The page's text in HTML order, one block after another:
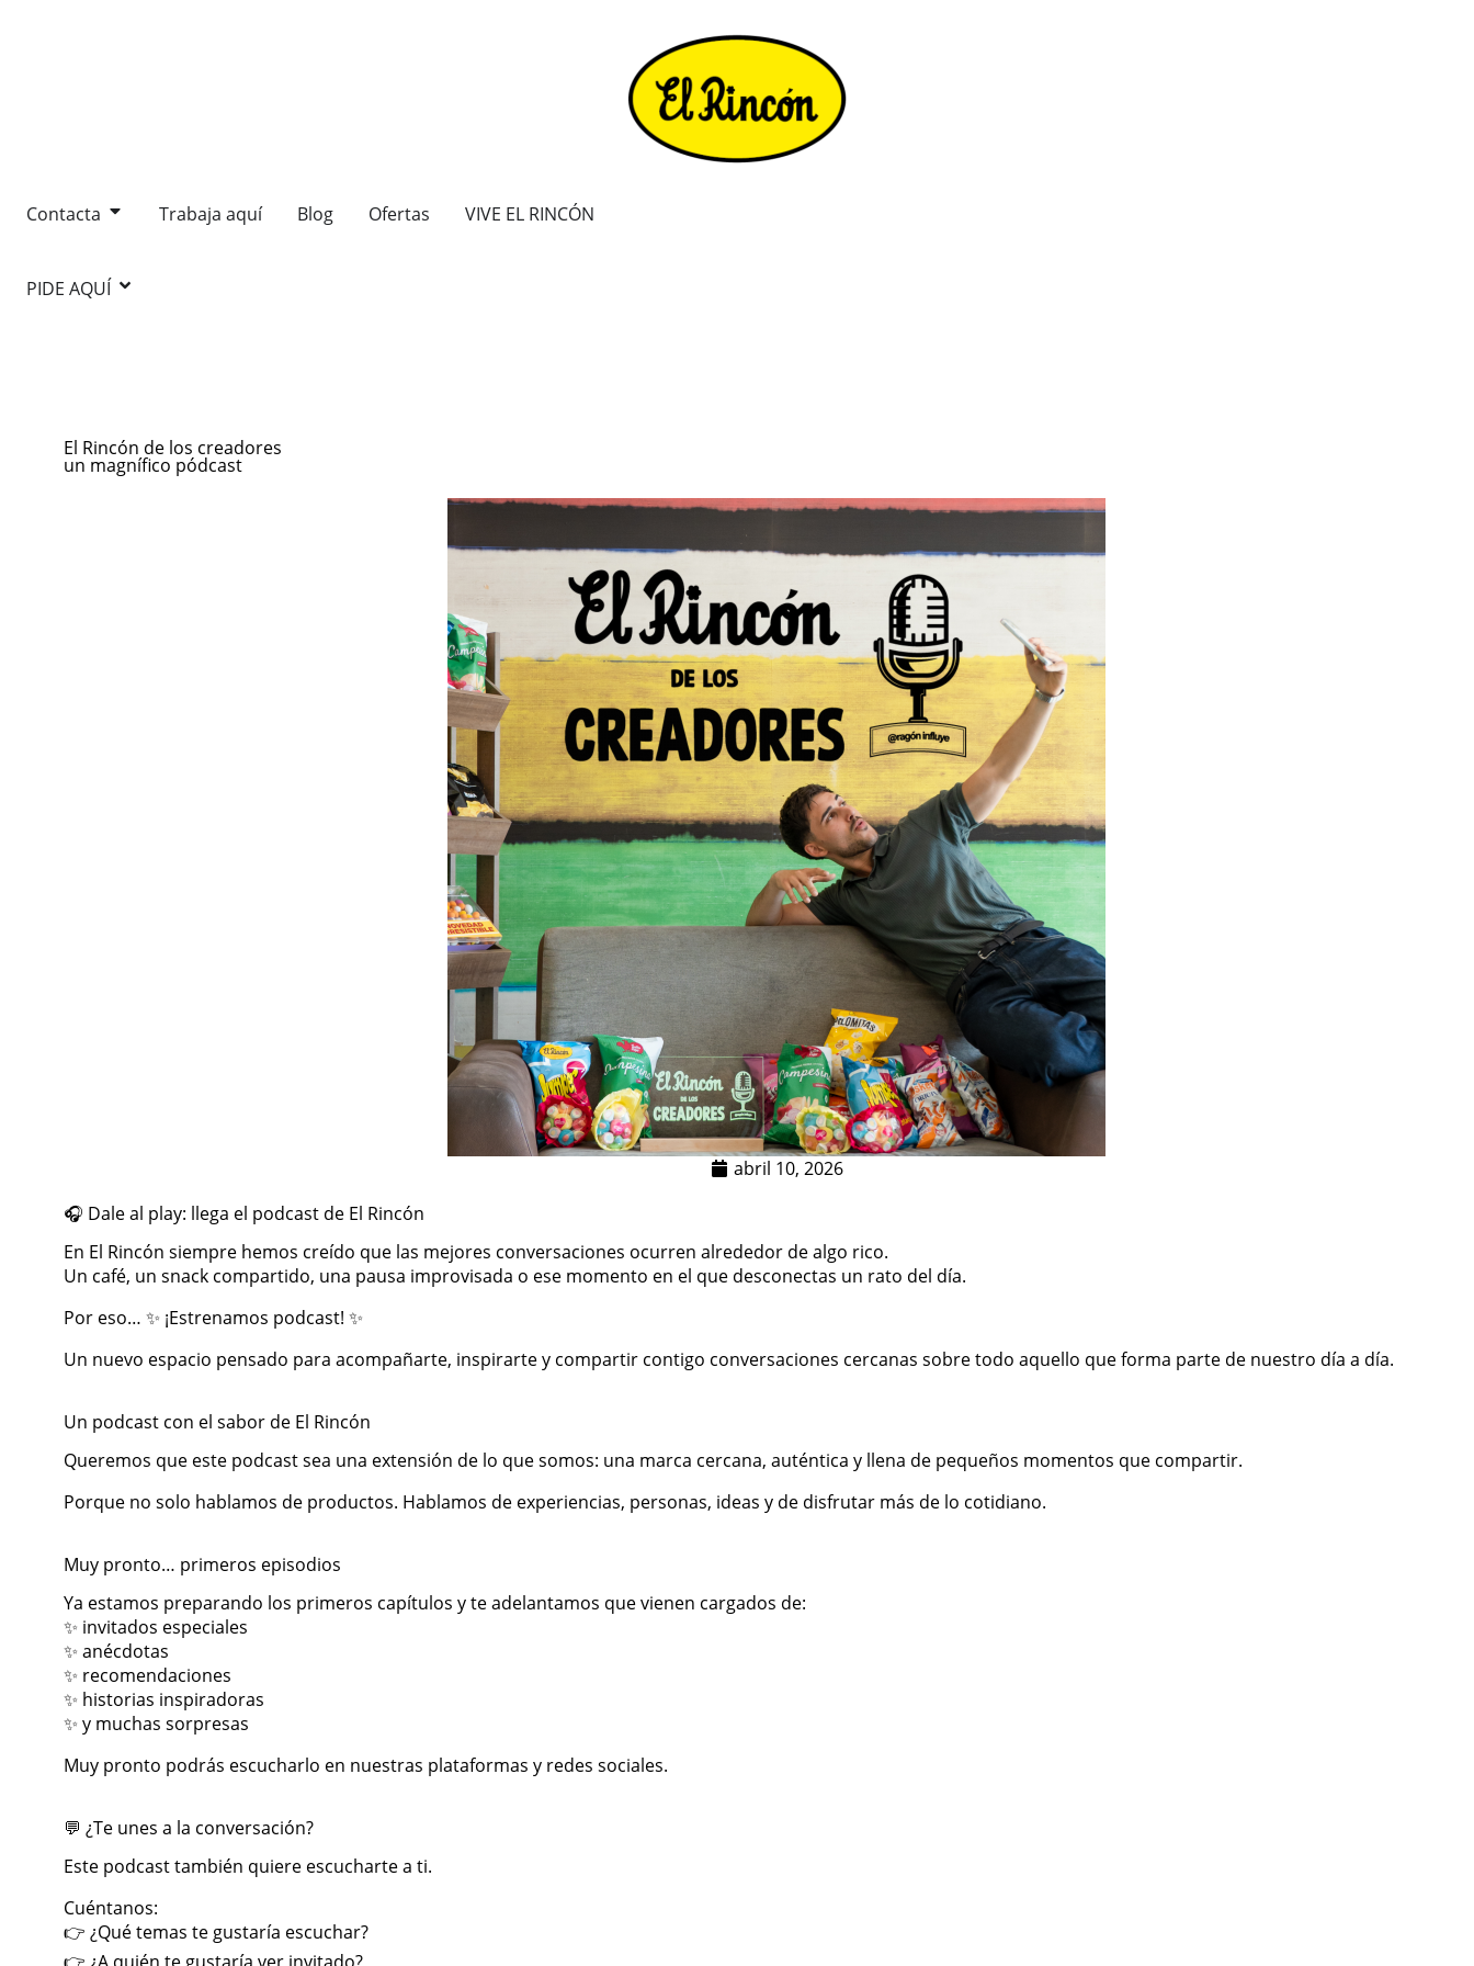
Contacta Trabaja aquí Blog Ofertas VIVE EL RINCÓN
PIDE AQUÍ
El Rincón de los creadores
un magnífico pódcast
abril 10, 2026
🎧 Dale al play: llega el podcast de El Rincón
En El Rincón siempre hemos creído que las mejores conversaciones ocurren alrededor de algo rico.
Un café, un snack compartido, una pausa improvisada o ese momento en el que desconectas un rato del día.
Por eso… ✨ ¡Estrenamos podcast! ✨
Un nuevo espacio pensado para acompañarte, inspirarte y compartir contigo conversaciones cercanas sobre todo aquello que forma parte de nuestro día a día.
Un podcast con el sabor de El Rincón
Queremos que este podcast sea una extensión de lo que somos: una marca cercana, auténtica y llena de pequeños momentos que compartir.
Porque no solo hablamos de productos. Hablamos de experiencias, personas, ideas y de disfrutar más de lo cotidiano.
Muy pronto… primeros episodios
Ya estamos preparando los primeros capítulos y te adelantamos que vienen cargados de:
✨ invitados especiales
✨ anécdotas
✨ recomendaciones
✨ historias inspiradoras
✨ y muchas sorpresas
Muy pronto podrás escucharlo en nuestras plataformas y redes sociales.
💬 ¿Te unes a la conversación?
Este podcast también quiere escucharte a ti.
Cuéntanos:
👉 ¿Qué temas te gustaría escuchar?